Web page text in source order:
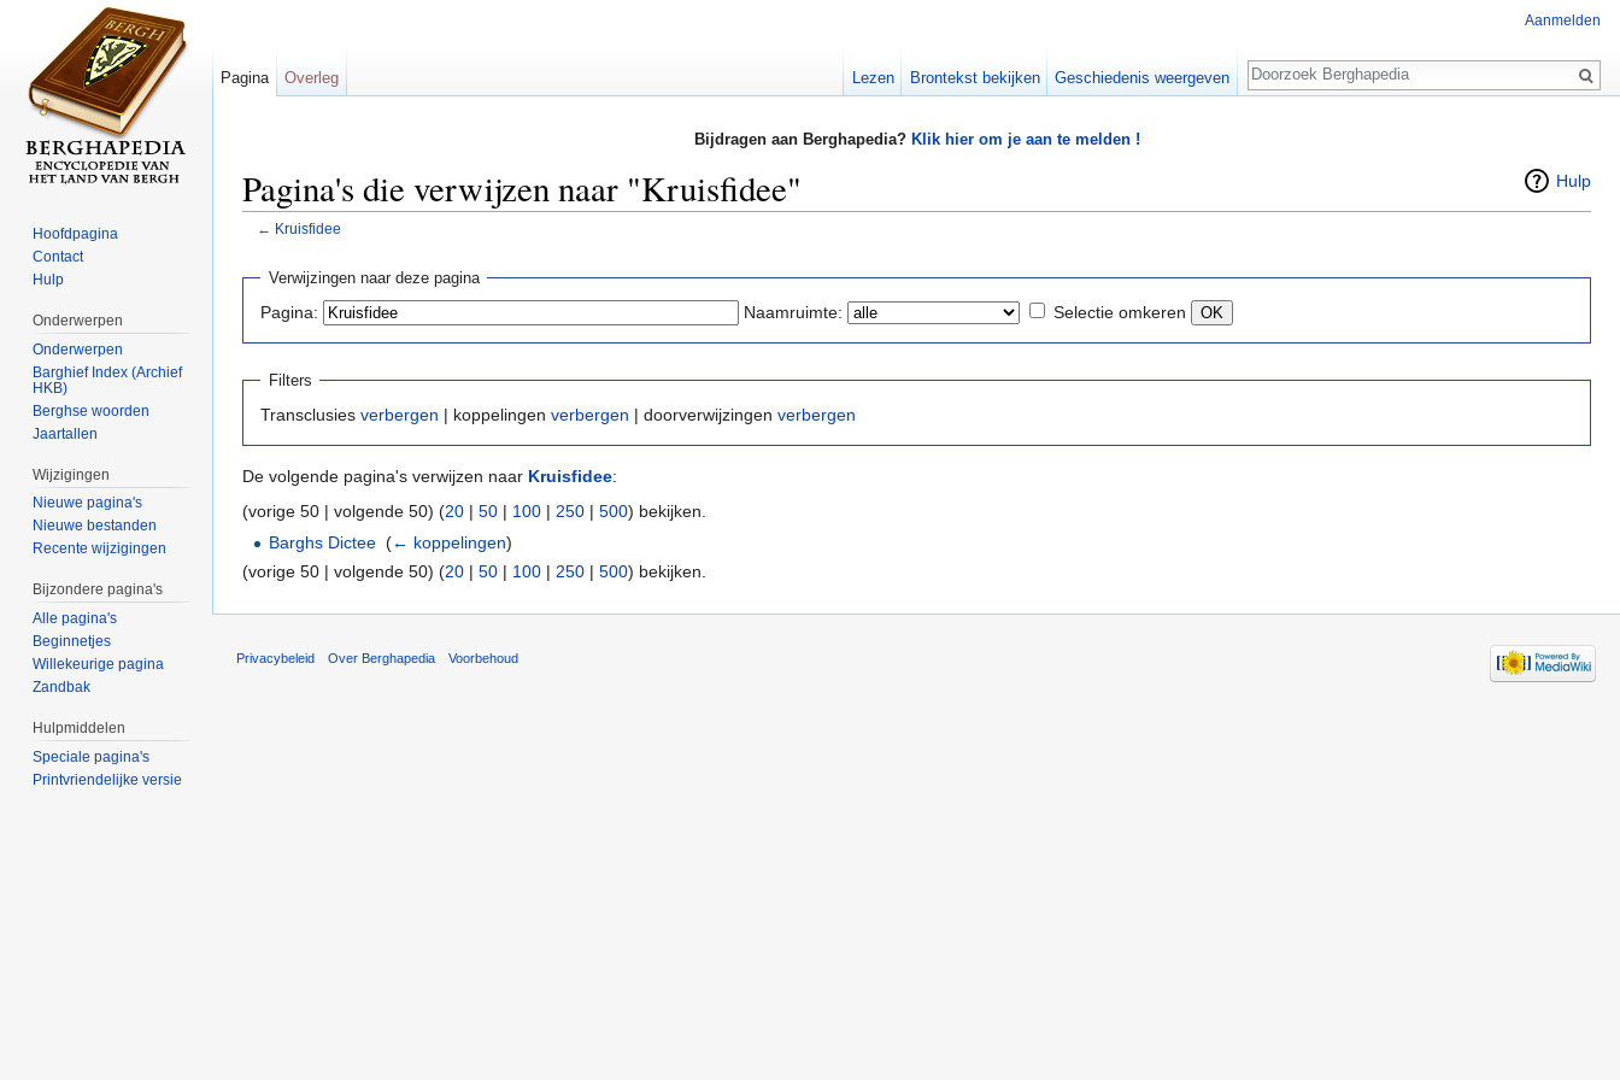
Bijdragen aan Berghapedia? Klik hier om je aan te melden !
Hulp
Pagina's die verwijzen naar "Kruisfidee"
← Kruisfidee
Verwijzingen naar deze pagina
Pagina: Naamruimte: Selectie omkeren
Filters
Transclusies verbergen | koppelingen verbergen | doorverwijzingen verbergen
De volgende pagina's verwijzen naar Kruisfidee:
(vorige 50 | volgende 50) (20 | 50 | 100 | 250 | 500) bekijken.
Barghs Dictee ‎(← koppelingen)
(vorige 50 | volgende 50) (20 | 50 | 100 | 250 | 500) bekijken.
Aanmelden
Pagina Overleg Lezen Brontekst bekijken Geschiedenis weergeven
Zoeken
Hoofdpagina
Contact
Hulp
Onderwerpen
Onderwerpen
Barghief Index (Archief
HKB)
Berghse woorden
Jaartallen
Wijzigingen
Nieuwe pagina's
Nieuwe bestanden
Recente wijzigingen
Bijzondere pagina's
Alle pagina's
Beginnetjes
Willekeurige pagina
Zandbak
Hulpmiddelen
Speciale pagina's
Printvriendelijke versie
Privacybeleid Over Berghapedia Voorbehoud